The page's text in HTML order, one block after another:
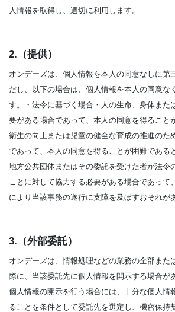
人情報を取得し、適切に利用します。
2.（提供）
オンデーズは、個人情報を本人の同意なしに第
だし、以下の場合は、個人情報を本人の同意な
す。・法令に基づく場合・人の生命、身体また
要がある場合であって、本人の同意を得ること
衛生の向上または児童の健全な育成の推進のた
であって、本人の同意を得ることが困難である
地方公共団体またはその委託を受けた者が法令
ことに対して協力する必要がある場合であって
により当該事務の遂行に支障を及ぼすおそれが
3.（外部委託）
オンデーズは、情報処理などの業務の全部また
際に、当該委託先に個人情報を開示する場合が
個人情報の開示を行う場合には、十分な個人情
ることを条件として委託先を選定し、機密保持